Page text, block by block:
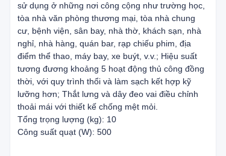
sử dụng ở những nơi công cộng như trường học,
tòa nhà văn phòng thương mại, tòa nhà chung
cư, bệnh viện, sân bay, nhà thờ, khách sạn, nhà
nghỉ, nhà hàng, quán bar, rạp chiếu phim, địa
điểm thể thao, máy bay, xe buýt, v.v.; Hiệu suất
tương đương khoảng 5 hoạt động thủ công đồng
thời, với quy trình thổi và làm sạch kết hợp kỹ
lưỡng hơn; Thắt lưng và dây đeo vai điều chỉnh
thoải mái với thiết kế chống mệt mỏi.
Tổng trọng lượng (kg): 10
Công suất quạt (W): 500